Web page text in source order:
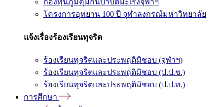
กองทุนภูมิคุ้มกันบำบัดมะเร็งจุฬาฯ
โครงการอุทยาน 100 ปี จุฬาลงกรณ์มหาวิทยาลัย
แจ้งเรื่องร้องเรียนทุจริต
ร้องเรียนทุจริตและประพฤติมิชอบ (จุฬาฯ)
ร้องเรียนทุจริตและประพฤติมิชอบ (ป.ป.ช.)
ร้องเรียนทุจริตและประพฤติมิชอบ (ป.ป.ท.)
การศึกษา